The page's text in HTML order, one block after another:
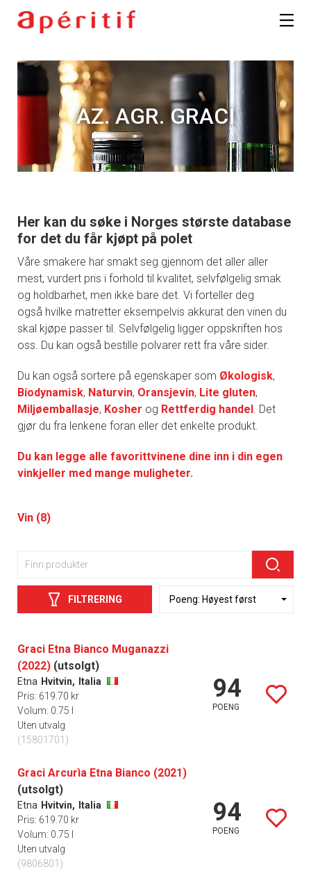
AZ. AGR. GRACI
Her kan du søke i Norges største database
for det du får kjøpt på polet
Våre smakere har smakt seg gjennom det aller aller
mest, vurdert pris i forhold til kvalitet, selvfølgelig smak
og holdbarhet, men ikke bare det. Vi forteller deg
også hvilke matretter eksempelvis akkurat den vinen du
skal kjøpe passer til. Selvfølgelig ligger oppskriften hos
oss. Du kan også bestille polvarer rett fra våre sider.
Du kan også sortere på egenskaper som Økologisk,
Biodynamisk, Naturvin, Oransjevin, Lite gluten,
Miljøemballasje, Kosher og Rettferdig handel. Det
gjør du fra lenkene foran eller det enkelte produkt.
Du kan legge alle favorittvinene dine inn i din egen
vinkjeller med mange muligheter.
Vin (8)
FILTRERING
Graci Etna Bianco Muganazzi
(2022) (utsolgt)
Etna Hvitvin,
Italia
Pris: 619.70 kr
Volum: 0.75 l
Uten utvalg
(15801701)
94
POENG
Graci Arcurìa Etna Bianco (2021)
(utsolgt)
Etna Hvitvin,
Italia
Pris: 619.70 kr
Volum: 0.75 l
Uten utvalg
(9806801)
94
POENG